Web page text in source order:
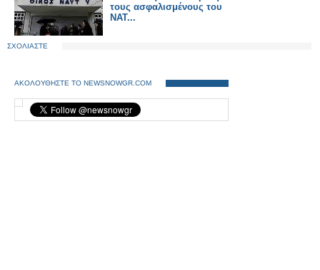
τους ασφαλισμένους του
ΝΑΤ...
ΣΧΟΛΙΑΣΤΕ
ΑΚΟΛΟΥΘΗΣΤΕ ΤΟ NEWSNOWGR.COM